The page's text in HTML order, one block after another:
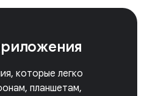
которые легко
планшетам,